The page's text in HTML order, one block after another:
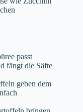
passt
fängt die Säfte
geben dem